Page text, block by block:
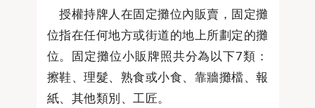
授權持牌人在固定攤位內販賣，固定攤
位指在任何地方或街道的地上所劃定的攤
位。固定攤位小販牌照共分為以下7類：
擦鞋、理髮、熟食或小食、靠牆攤檔、報
紙、其他類別、工匠。